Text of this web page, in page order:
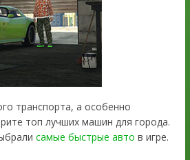
транспорта, а особенно
топ лучших машин для города.
самые быстрые авто в игре.